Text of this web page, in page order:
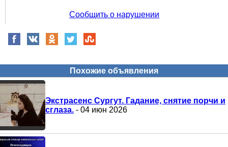
Сообщить о нарушении
Похожие объявления
Экстрасенс Сургут. Гадание, снятие порчи и
сглаза. - 04 июн 2026